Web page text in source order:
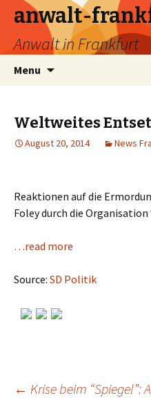
anwalt-
Anwalt in Frankfurt
Menu
Weltweites
August 20, 2014 News
Reaktionen auf die
Foley durch die
…read more
Source: SD Politik
← Krise beim “Spiegel”: